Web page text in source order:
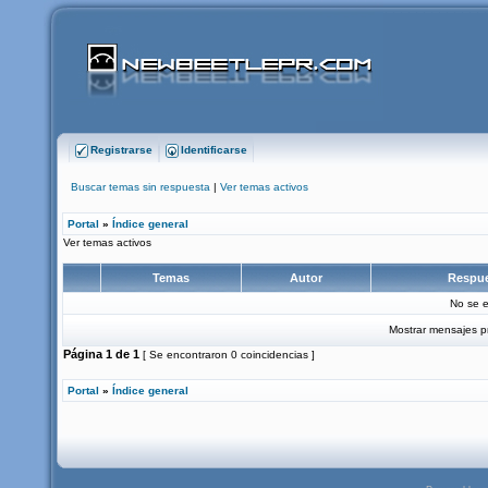
Registrarse Identificarse
Buscar temas sin respuesta | Ver temas activos
Portal » Índice general
Ver temas activos
Temas Autor
No se
Mostrar mensajes
Página 1 de 1 [ Se encontraron 0 coincidencias ]
Portal » Índice general